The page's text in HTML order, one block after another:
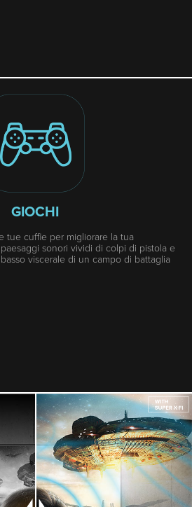
GIOCHI
tue cuffie per migliorare la tua
sonori vividi di colpi di pistola e
viscerale di un campo di battaglia